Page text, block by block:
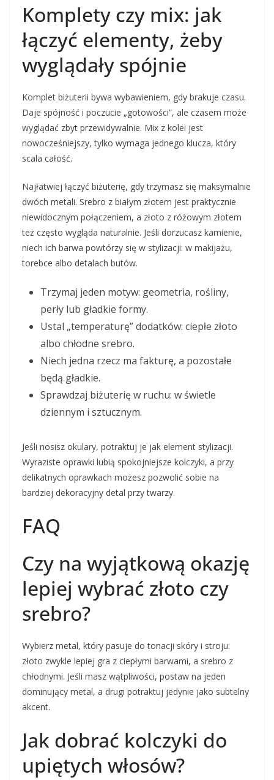
Komplety czy mix: jak
łączyć elementy, żeby
wyglądały spójnie
Komplet biżuterii bywa wybawieniem, gdy brakuje czasu.
Daje spójność i poczucie „gotowości”, ale czasem może
wyglądać zbyt przewidywalnie. Mix z kolei jest
nowocześniejszy, tylko wymaga jednego klucza, który
scala całość.
Najłatwiej łączyć biżuterię, gdy trzymasz się maksymalnie
dwóch metali. Srebro z białym złotem jest praktycznie
niewidocznym połączeniem, a złoto z różowym złotem
też często wygląda naturalnie. Jeśli dorzucasz kamienie,
niech ich barwa powtórzy się w stylizacji: w makijażu,
torebce albo detalach butów.
Trzymaj jeden motyw: geometria, rośliny,
perły lub gładkie formy.
Ustal „temperaturę” dodatków: ciepłe złoto
albo chłodne srebro.
Niech jedna rzecz ma fakturę, a pozostałe
będą gładkie.
Sprawdzaj biżuterię w ruchu: w świetle
dziennym i sztucznym.
Jeśli nosisz okulary, potraktuj je jak element stylizacji.
Wyraziste oprawki lubią spokojniejsze kolczyki, a przy
delikatnych oprawkach możesz pozwolić sobie na
bardziej dekoracyjny detal przy twarzy.
FAQ
Czy na wyjątkową okazję
lepiej wybrać złoto czy
srebro?
Wybierz metal, który pasuje do tonacji skóry i stroju:
złoto zwykle lepiej gra z ciepłymi barwami, a srebro z
chłodnymi. Jeśli masz wątpliwości, postaw na jeden
dominujący metal, a drugi potraktuj jedynie jako subtelny
akcent.
Jak dobrać kolczyki do
upiętych włosów?